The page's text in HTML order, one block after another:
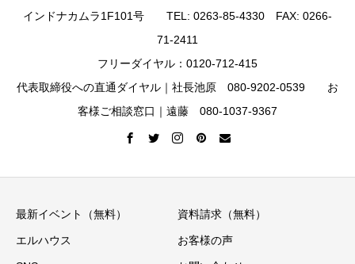
インドナカムラ1F101号 TEL: 0263-85-4330 FAX: 0266-
71-2411
フリーダイヤル：0120-712-415
代表取締役への直通ダイヤル｜社長池原 080-9202-0539 お
客様ご相談窓口｜遠藤 080-1037-9367
最新イベント（無料） 資料請求（無料）
エルハウス お客様の声